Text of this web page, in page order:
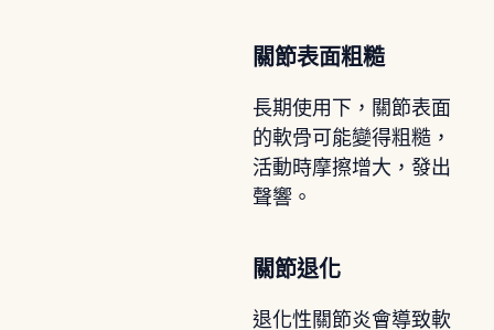
關節表面粗糙
長期使用下，關節表面
的軟骨可能變得粗糙，
活動時摩擦增大，發出
聲響。
關節退化
退化性關節炎會導致軟